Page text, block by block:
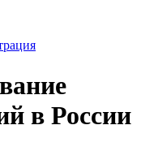
в России